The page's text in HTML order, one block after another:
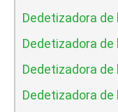
Dedetizadora de
Dedetizadora
Dedetizadora
Dedetizadora de